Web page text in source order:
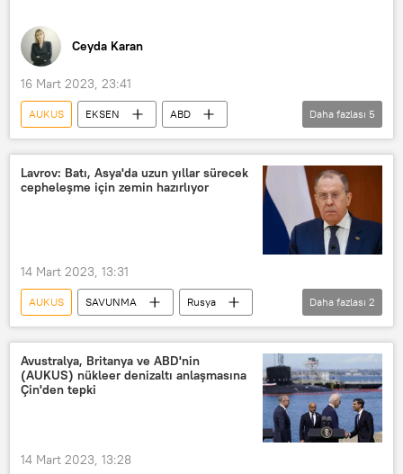
Ceyda Karan
16 Mart 2023, 23:41
AUKUS EKSEN
ABD
Ukrayna
Çin
İran
Suudi Arabistan
Barış Adıbelli
Daha fazlası 5
Lavrov: Batı, Asya'da uzun yıllar sürecek
cepheleşme için zemin hazırlıyor
14 Mart 2023, 13:31
AUKUS SAVUNMA
Rusya
Sergey Lavrov
NATO
Daha fazlası 2
Avustralya, Britanya ve ABD'nin
(AUKUS) nükleer denizaltı anlaşmasına
Çin'den tepki
14 Mart 2023, 13:28